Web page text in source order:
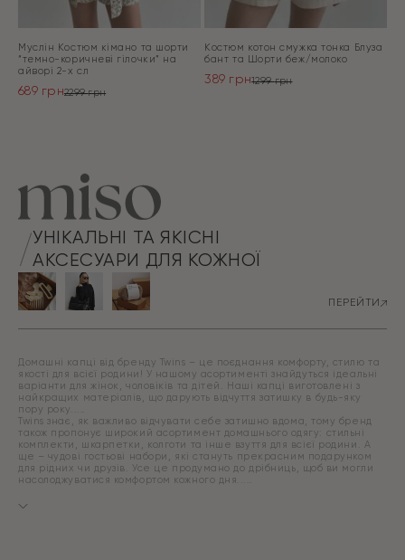
Муслін Костюм кімано та шорти
“темно-коричневі гілочки” на
айворі 2-х сл
2299грн
689 грн
Костюм котон смужка тонка Блуза
бант та Шорти беж/молоко
1299грн
389 грн
УНІКАЛЬНІ ТА ЯКІСНІ
АКСЕСУАРИ ДЛЯ КОЖНОЇ
ПЕРЕЙТИ
Домашні капці від бренду Twins – це поєднання комфорту, стилю та
якості для всієї родини! У нашому асортименті знайдуться ідеальні
варіанти для жінок, чоловіків та дітей. Наші капці виготовлені з
найкращих матеріалів, що дарують відчуття затишку в будь-яку
пору року.
Twins знає, як важливо відчувати себе затишно вдома, тому бренд
також пропонує широкий асортимент домашнього одягу: стильні
комплекти, шкарпетки, колготи та інше взуття для всієї родини. А
ще – чудові гостьові набори, які стануть прекрасним подарунком
для рідних чи друзів. Усе це продумано до дрібниць, щоб ви могли
насолоджуватися комфортом кожного дня.